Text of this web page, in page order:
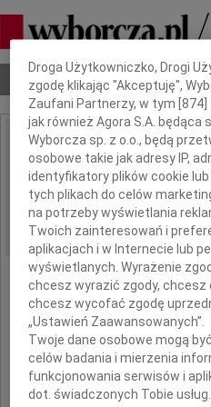
Nekrologi Odeszli Poradnik
IMIĘ I NAZWISKO:
REGION: Gdańsk
DATA EMISJI: 03.11.2009
Z
ks.
Dbamy o Twoją prywatność
Droga Użytkowniczko, Drogi
zgodę klikając "Akceptuję",
Zaufani Partnerzy, w tym [874
jak również Agora S.A. będąca
Wyborcza sp. z o.o., będą
osobowe takie jak adresy IP,
identyfikatory plików cookie
tych plikach do celów
na potrzeby wyświetlania
Twoich zainteresowań i
aplikacjach i w Internecie lub
wyświetlanych. Wyrażenie
chcesz wyrazić zgody, chcesz
chcesz wycofać zgodę
„Ustawień Zaawansowanych”.
Twoje dane osobowe mogą
celów badania i mierzenia
funkcjonowania serwisów i
dot. świadczonych Tobie